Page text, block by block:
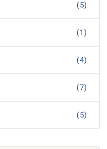
(5)
(1)
(4)
(7)
(5)